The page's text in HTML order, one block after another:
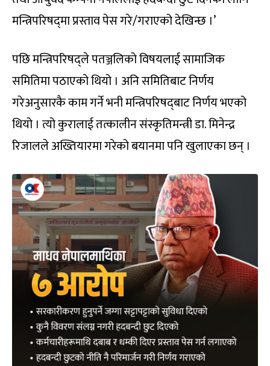
मन्त्रिपरिषद्‌मा प्रस्ताव पेस गरे/गराएको देखिन्छ ।’
पछि मन्त्रिपरिषद्‌ले पतञ्जलिको विषयलाई सामाजिक
समितिमा पठाएको थियो । अनि समितिबाट निर्णय
गरेअनुसारकै काम गर्ने भनी मन्त्रिपरिषद्‌बाट निर्णय भएको
थियो । त्यो कुरालाई तत्कालीन संस्कृतिमन्त्री डा. मिनेन्द्र
रिजालले अख्तियारमा गरेको बयानमा पनि खुलाएका छन् ।